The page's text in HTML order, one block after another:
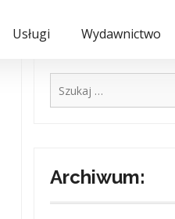
Usługi Wydawnictwo
Archiwum: